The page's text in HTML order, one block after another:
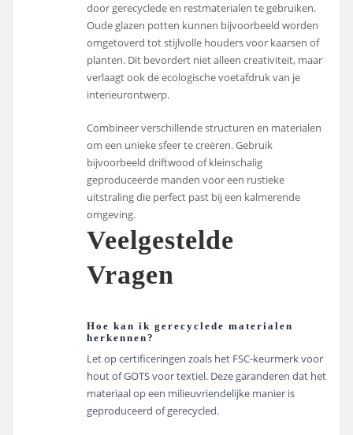
door gerecyclede en restmaterialen te gebruiken.
Oude glazen potten kunnen bijvoorbeeld worden
omgetoverd tot stijlvolle houders voor kaarsen of
planten. Dit bevordert niet alleen creativiteit, maar
verlaagt ook de ecologische voetafdruk van je
interieurontwerp.
Combineer verschillende structuren en materialen
om een unieke sfeer te creëren. Gebruik
bijvoorbeeld driftwood of kleinschalig
geproduceerde manden voor een rustieke
uitstraling die perfect past bij een kalmerende
omgeving.
Veelgestelde
Vragen
Hoe kan ik gerecyclede materialen
herkennen?
Let op certificeringen zoals het FSC-keurmerk voor
hout of GOTS voor textiel. Deze garanderen dat het
materiaal op een milieuvriendelijke manier is
geproduceerd of gerecycled.